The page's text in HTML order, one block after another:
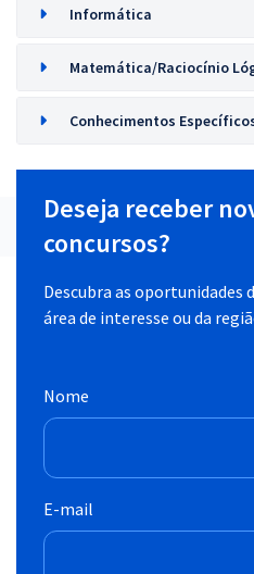
Informática
Matemática/Raciocínio
Conhecimentos
Deseja receber
concursos?
Descubra as oportunidades
área de interesse ou da
Nome
E-mail